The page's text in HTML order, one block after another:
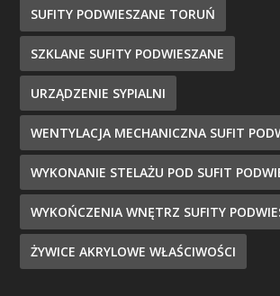
SUFITY PODWIESZANE TORUŃ
SZKLANE SUFITY PODWIESZANE
URZĄDZENIE SYPIALNI
WENTYLACJA MECHANICZNA SUFIT
WYKONANIE STELAŻU POD SUFIT
WYKOŃCZENIA WNĘTRZ SUFITY
ŻYWICE AKRYLOWE WŁAŚCIWOŚCI